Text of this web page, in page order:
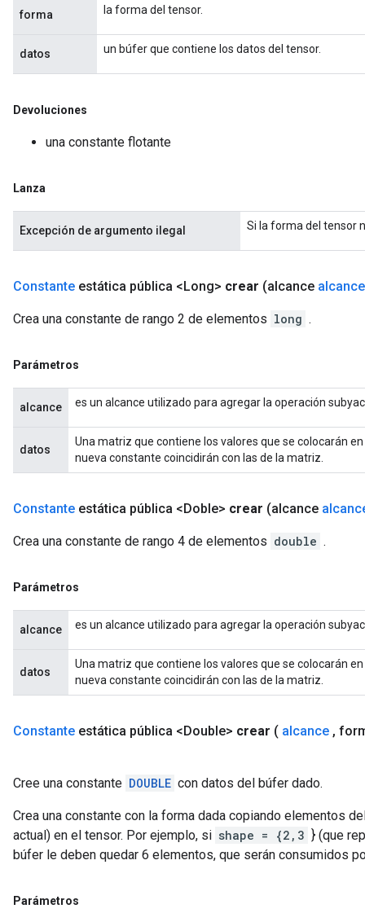
forma la forma del tensor.
datos un búfer que contiene los datos del tensor.
Devoluciones
una constante flotante
Lanza
Excepción de argumento ilegal Si la forma del tensor
Constante estática pública <Long> crear (alcance alcance
Crea una constante de rango 2 de elementos long .
Parámetros
alcance es un alcance utilizado para agregar la operación
datos
Una matriz que contiene los valores que se colocarán
nueva constante coincidirán con las de la matriz.
Constante estática pública <Doble> crear (alcance
Crea una constante de rango 4 de elementos double .
Parámetros
alcance es un alcance utilizado para agregar la operación
datos
Una matriz que contiene los valores que se colocarán
nueva constante coincidirán con las de la matriz.
Constante estática pública <Double> crear ( alcance ,
Cree una constante DOUBLE con datos del búfer dado.
Crea una constante con la forma dada copiando elementos
actual) en el tensor. Por ejemplo, si shape = {2,3 } (que
búfer le deben quedar 6 elementos, que serán consumidos
Parámetros